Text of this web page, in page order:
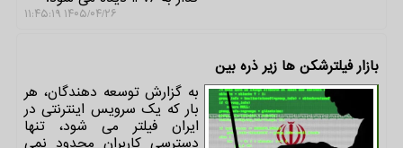
۱۴۰۵/۰۴/۲۶ ۱۱:۴۵:۱۹
بازار فیلترشکن ها زیر ذره بین
به گزارش توسعه دهندگان، هر
بار که یک سرویس اینترنتی در
ایران فیلتر می شود، تنها
دسترسی کاربران محدود نمی